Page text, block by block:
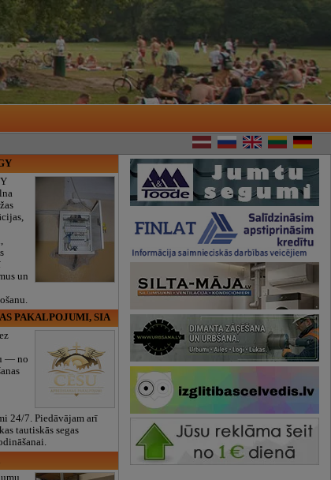
un
PAKALPOJUMI, SIA
— no
24/7. Piedāvājam arī
tautiskās segas